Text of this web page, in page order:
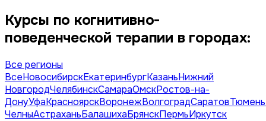
Курсы по когнитивно-
поведенческой терапии в городах:
Все регионы
ВсеНовосибирскЕкатеринбургКазаньНижний
НовгородЧелябинскСамараОмскРостов-на-
ДонуУфаКрасноярскВоронежВолгоградСаратовТюмень
ЧелныАстраханьБалашихаБрянскПермьИркутск